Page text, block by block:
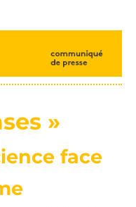
s »
face